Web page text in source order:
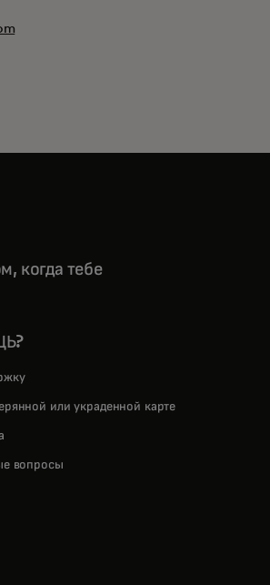
когда тебе
или украденной карте
вопросы
tab